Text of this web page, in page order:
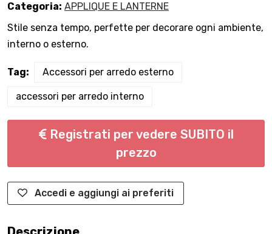
Categoria: APPLIQUE E LANTERNE
Stile senza tempo, perfette per decorare ogni ambiente,
interno o esterno.
Tag: Accessori per arredo esterno
accessori per arredo interno
Registrati per vedere SUBITO il
prezzo
Accedi e aggiungi ai preferiti